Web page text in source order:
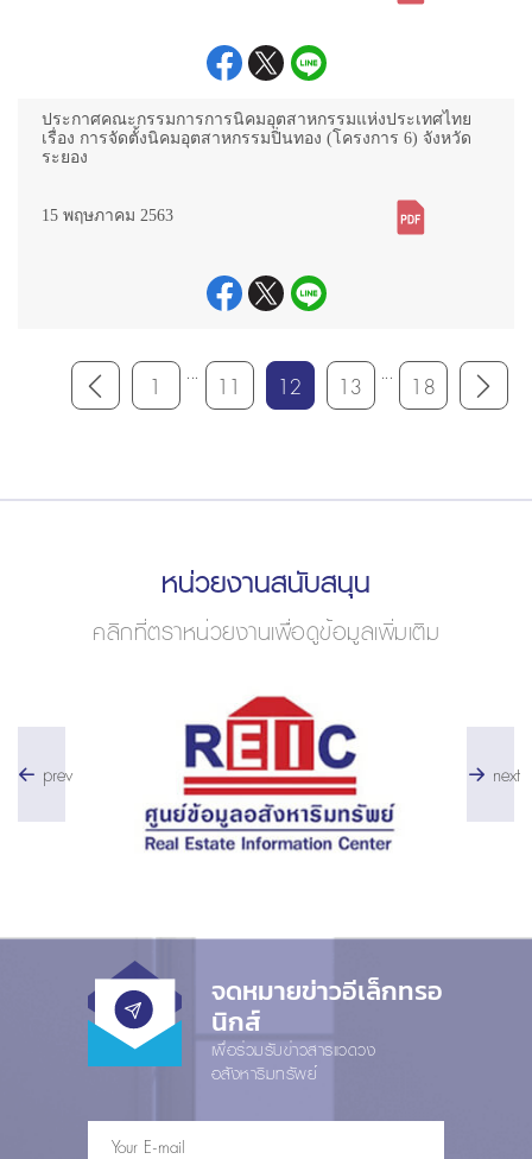
ประกาศคณะกรรมการการนิคมอุตสาหกรรมแห่งประเทศไทย
เรื่อง การจัดตั้งนิคมอุตสาหกรรมปิ่นทอง (โครงการ 6) จังหวัด
ระยอง
15 พฤษภาคม 2563
1 ... 11 12 13 ... 18
หน่วยงานสนับสนุน
คลิกที่ตราหน่วยงานเพื่อดูข้อมูลเพิ่มเติม
prev next
จดหมายข่าวอีเล็กทรอ
นิกส์
เพื่อร่วมรับข่าวสารแวดวง
อสังหาริมทรัพย์